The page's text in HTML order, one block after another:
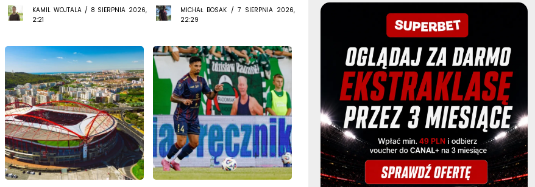
KAMIL WOJTALA / 8 SIERPNIA 2026,
2:21
MICHAŁ BOSAK / 7 SIERPNIA 2026,
22:29